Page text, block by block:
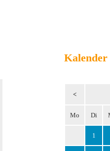
Kalender
<
Mo Di
1